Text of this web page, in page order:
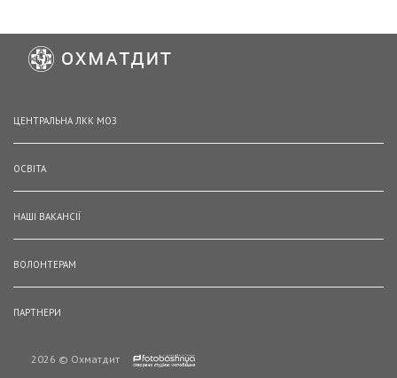
ЦЕНТРАЛЬНА ЛКК МОЗ
ОСВІТА
НАШІ ВАКАНСІЇ
ВОЛОНТЕРАМ
ПАРТНЕРИ
2026 © Охматдит